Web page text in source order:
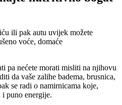
ili pak autu uvijek možete
voće, domaće
pa nećete morati misliti na njihovu
da vaše zalihe badema, brusnica,
se radi o namirnicama koje,
puno energije.